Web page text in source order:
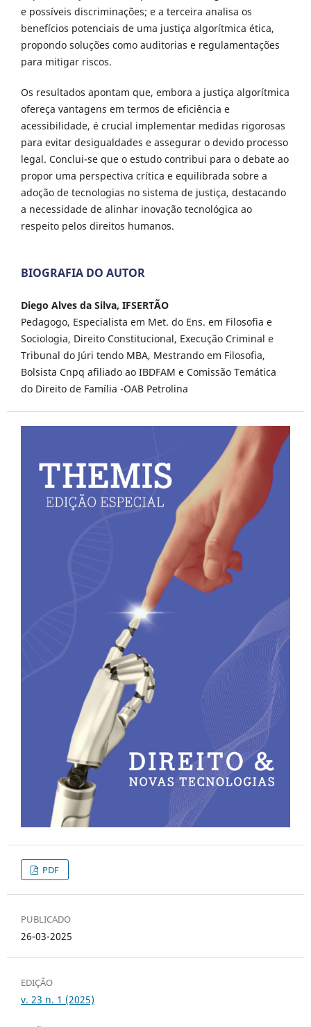
e possíveis discriminações; e a terceira analisa os
benefícios potenciais de uma justiça algorítmica ética,
propondo soluções como auditorias e regulamentações
para mitigar riscos.
Os resultados apontam que, embora a justiça algorítmica
ofereça vantagens em termos de eficiência e
acessibilidade, é crucial implementar medidas rigorosas
para evitar desigualdades e assegurar o devido processo
legal. Conclui-se que o estudo contribui para o debate ao
propor uma perspectiva crítica e equilibrada sobre a
adoção de tecnologias no sistema de justiça, destacando
a necessidade de alinhar inovação tecnológica ao
respeito pelos direitos humanos.
BIOGRAFIA DO AUTOR
Diego Alves da Silva, IFSERTÃO
Pedagogo, Especialista em Met. do Ens. em Filosofia e
Sociologia, Direito Constitucional, Execução Criminal e
Tribunal do Júri tendo MBA, Mestrando em Filosofia,
Bolsista Cnpq afiliado ao IBDFAM e Comissão Temática
do Direito de Família -OAB Petrolina
PDF
PUBLICADO
26-03-2025
EDIÇÃO
v. 23 n. 1 (2025)